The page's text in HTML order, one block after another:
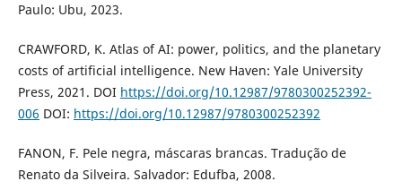
Paulo: Ubu, 2023.
CRAWFORD, K. Atlas of AI: power, politics, and the planetary
costs of artificial intelligence. New Haven: Yale University
Press, 2021. DOI https://doi.org/10.12987/9780300252392-
006 DOI: https://doi.org/10.12987/9780300252392
FANON, F. Pele negra, máscaras brancas. Tradução de
Renato da Silveira. Salvador: Edufba, 2008.